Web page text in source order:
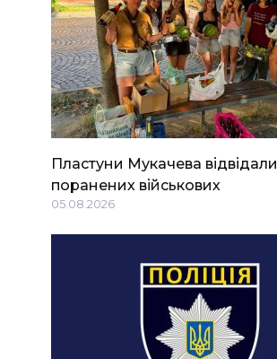
Пластуни Мукачева відвідали
поранених військових
05.08.2026